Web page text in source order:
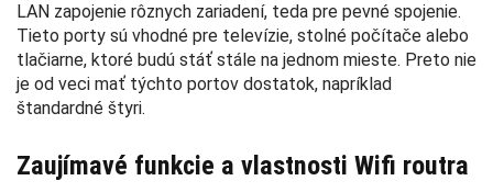
LAN zapojenie rôznych zariadení, teda pre pevné spojenie.
Tieto porty sú vhodné pre televízie, stolné počítače alebo
tlačiarne, ktoré budú stáť stále na jednom mieste. Preto nie
je od veci mať týchto portov dostatok, napríklad
štandardné štyri.
Zaujímavé funkcie a vlastnosti Wifi routra